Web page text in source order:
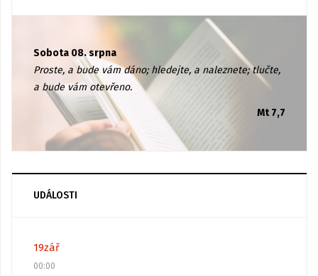
Sobota 08. srpna
Proste, a bude vám dáno; hledejte, a naleznete; tlučte,
a bude vám otevřeno.
Mt 7,7
UDÁLOSTI
19zář
00:00